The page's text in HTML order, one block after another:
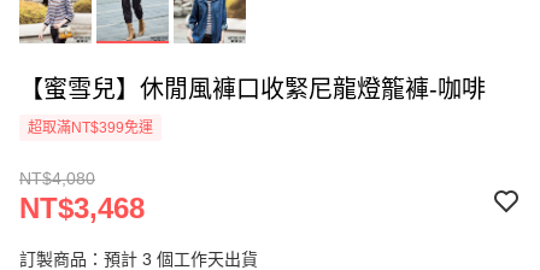
【蜜雪兒】休閒風褲口收緊尼龍燈籠褲-咖啡
超取滿NT$399免運
NT$4,080
NT$3,468
訂製商品：預計 3 個工作天出貨